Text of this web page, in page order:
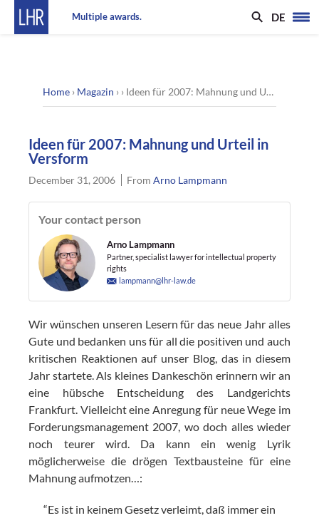
Multiple awards. DE
Home › Magazin › › Ideen für 2007: Mahnung und Urteil in Versform
Ideen für 2007: Mahnung und Urteil in
Versform
December 31, 2006 FromArno Lampmann
Your contact person
Arno Lampmann
Partner, specialist lawyer for intellectual property
rights
lampmann@lhr-law.de
Wir wünschen unseren Lesern für das neue Jahr alles
Gute und bedanken uns für all die positiven und auch
kritischen Reaktionen auf unser Blog, das in diesem
Jahr startete. Als kleines Dankeschön erinnern wir an
eine hübsche Entscheidung des Landgerichts
Frankfurt. Vielleicht eine Anregung für neue Wege im
Forderungsmanagement 2007, wo doch alles wieder
noch teurer wird. Da kann ein wenig Lyrik
möglicherweise die drögen Textbausteine für eine
Mahnung aufmotzen…:
“Es ist in keinem Gesetz verleimt, daß immer ein